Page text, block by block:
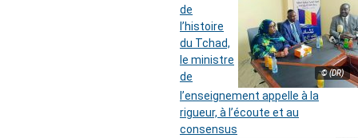
© (DR)
de
l’histoire
du Tchad,
le ministre
de
l’enseignement appelle à la
rigueur, à l’écoute et au
consensus